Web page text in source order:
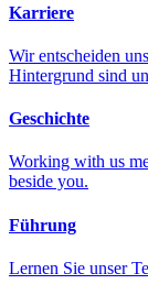
Karriere
Wir entscheiden
Hintergrund sind
Geschichte
Working with us
beside you.
Führung
Lernen Sie unser